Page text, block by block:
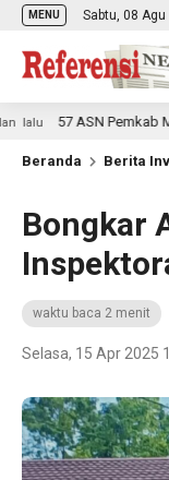
MENU Sabtu, 08 Agu
57 ASN Pemkab Musi
Beranda Berita
Bongkar
waktu baca 2 menit
Selasa, 15 Apr 2025